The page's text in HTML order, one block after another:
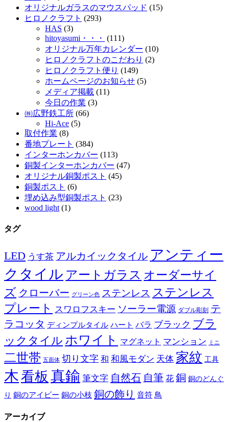
オリジナルガラスのマウスパッド (15)
ヒロノクラフト (293)
HAS (3)
hitoyasumi・・・ (111)
オリジナル万年カレンダー (10)
ヒロノクラフトのこだわり (2)
ヒロノクラフト便り (149)
ホームページのお知らせ (5)
メディア掲載 (11)
今日の作業 (3)
㈱広野鉄工所 (66)
Hi-Ace (5)
取付作業 (8)
番地プレート (384)
インターホンカバー (113)
銅製インターホンカバー (47)
オリジナル銅製ポスト (45)
銅製ポスト (6)
埋め込み型銅製ポスト (23)
wood light (1)
タグ
LED うす茶 アルカイックタイル アンティー
クタイル アートガラス オーダーサイ
ズ クローバー グリーン色 ステンレス ステンレス
プレート スワロフスキー ソーラー電源 ダブル彫刻 テ
ラコッタ ディンプルタイル ハート バラ ブラック ブラ
ックタイル ホワイト マグネット マンション ミニ
二世帯 五面体 切り文字 和 和風モダン 天体 家紋 工具
木看板 真鍮 筆文字 自然石 自筆 花 銅 銅のどんぐ
り 銅のアイビー 銅の小枝 銅の飾り 音符 鳥
アーカイブ